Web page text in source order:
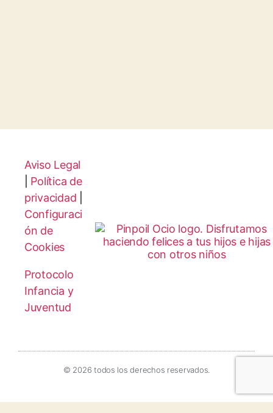
Aviso Legal
Política de
privacidad
Configuraci
ón de
Cookies
Protocolo
Infancia y
Juventud
© 2026 todos los derechos reservados.